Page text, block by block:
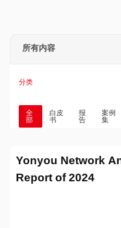
所有内容
分类
全
部
白皮
书
报
告
案例
集
Yonyou Network
Report of 2024